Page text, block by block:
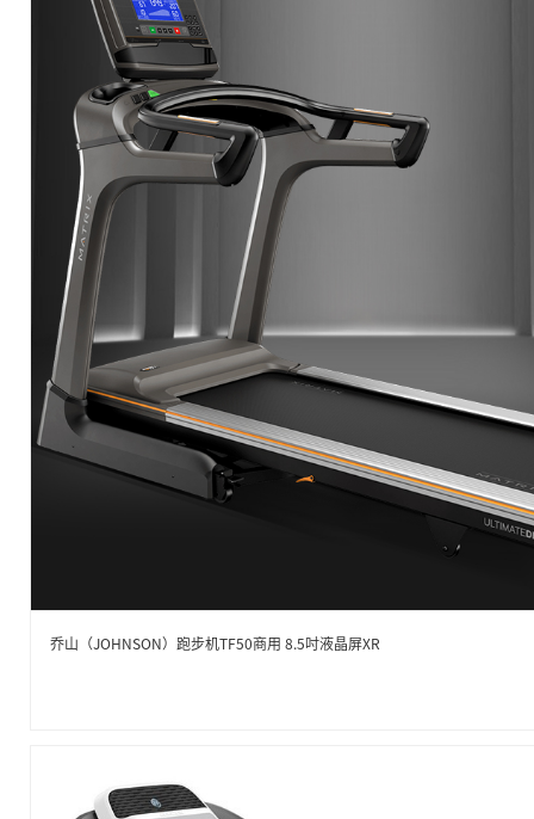
乔山（JOHNSON）跑步机TF50商用 8.5吋液晶屏XR